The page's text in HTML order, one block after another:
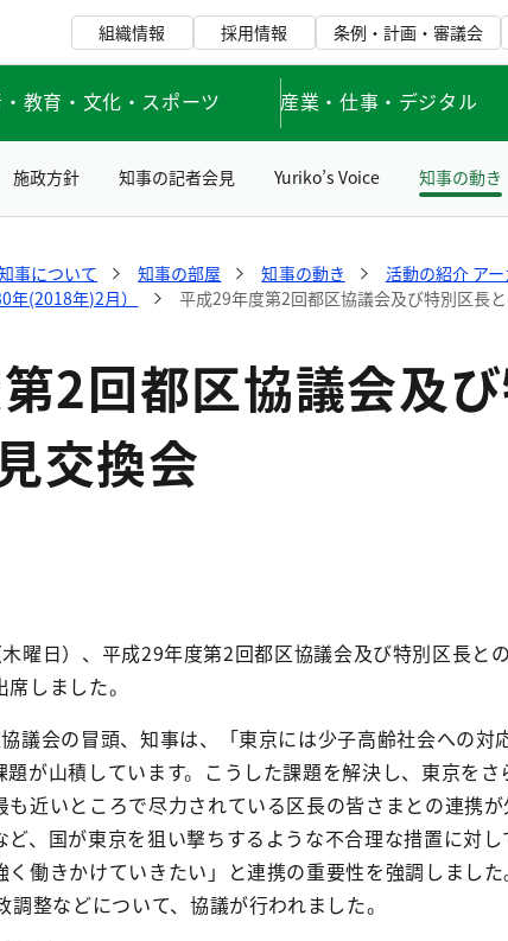
組織情報 採用情報 条例・計画・審議会
教育・文化・スポーツ 産業・仕事・デジタル
施政方針 知事の記者会見 Yuriko’s Voice 知事の動き
事について 知事の部屋 知事の動き 活動の紹介 ア
(2018年)2月）
平成29年度第2回都区協議会及び特別区長
2回都区協議会及
交換会
曜日）、平成29年度第2回都区協議会及び特別区長と
しました。
議会の冒頭、知事は、「東京には少子高齢社会への対
が山積しています。こうした課題を解決し、東京をさ
近いところで尽力されている区長の皆さまとの連携が
、国が東京を狙い撃ちするような不合理な措置に対し
働きかけていきたい」と連携の重要性を強調しました
整などについて、協議が行われました。